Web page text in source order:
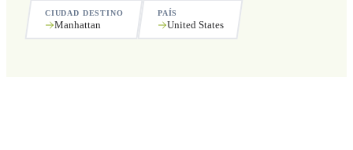
CIUDAD DESTINO
Manhattan
PAÍS
United States